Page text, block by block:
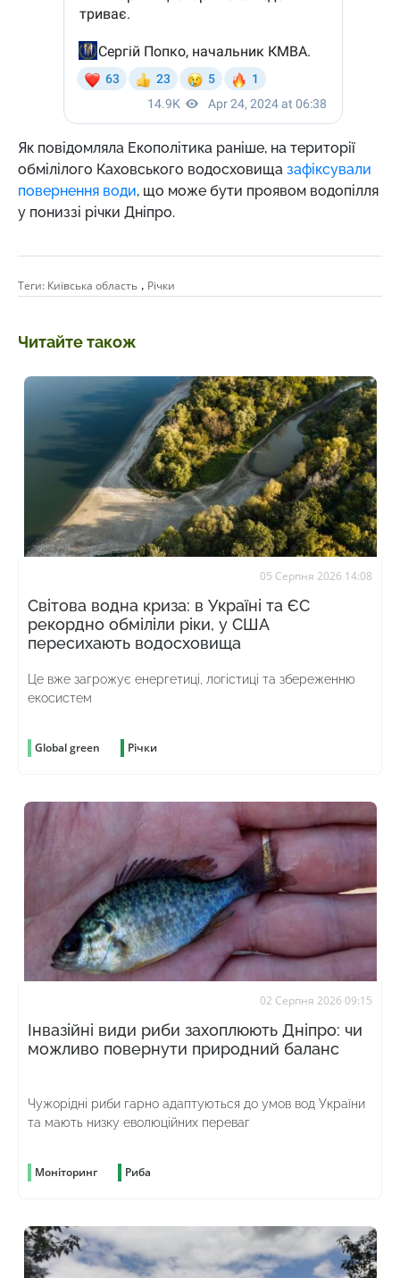
Як повідомляла Екополітика раніше, на території
обмілілого Каховського водосховища зафіксували
повернення води, що може бути проявом водопілля
у пониззі річки Дніпро.
Теги: Київська область , Річки
Читайте також
05 Серпня 2026 14:08
Світова водна криза: в Україні та ЄС
рекордно обміліли ріки, у США
пересихають водосховища
Це вже загрожує енергетиці, логістиці та збереженню
екосистем
Global green Річки
02 Серпня 2026 09:15
Інвазійні види риби захоплюють Дніпро: чи
можливо повернути природний баланс
Чужорідні риби гарно адаптуються до умов вод України
та мають низку еволюційних переваг
Моніторинг Риба